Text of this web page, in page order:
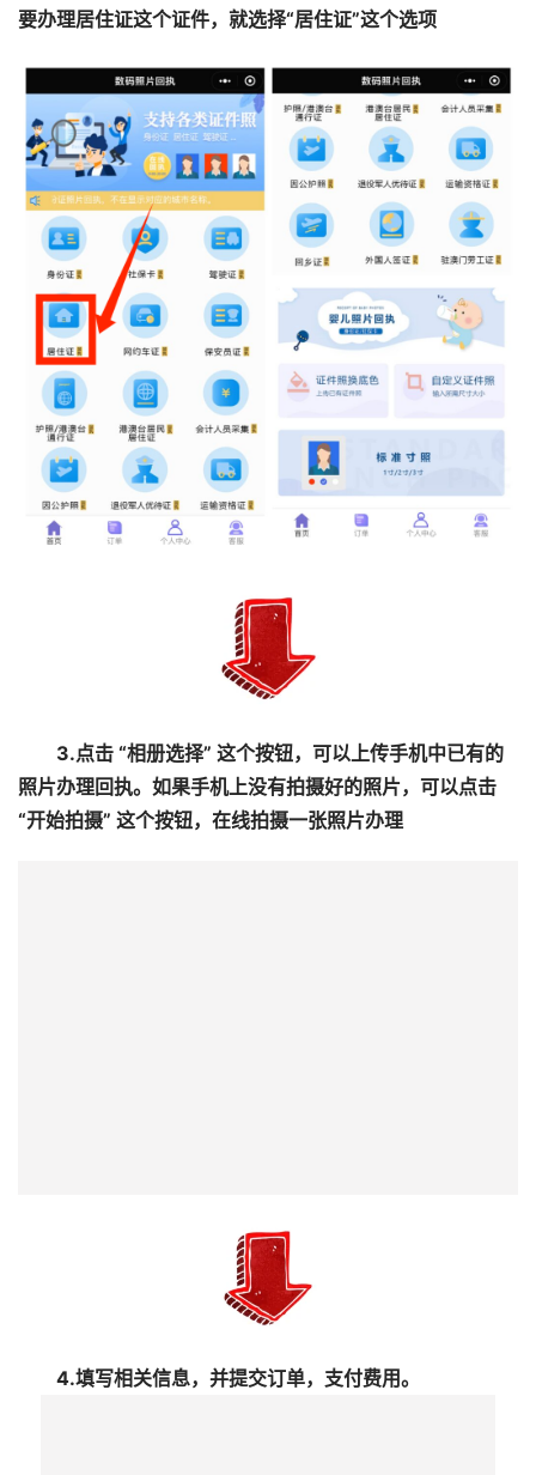
要办理居住证这个证件，就选择“居住证”这个选项
3.点击 “相册选择” 这个按钮，可以上传手机中已有的
照片办理回执。如果手机上没有拍摄好的照片，可以点击
“开始拍摄” 这个按钮，在线拍摄一张照片办理